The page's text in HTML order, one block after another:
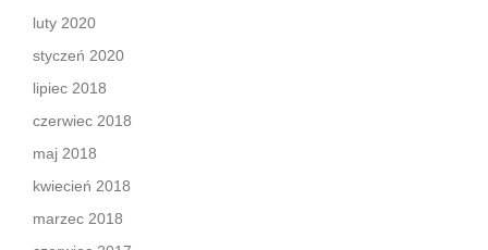
luty 2020
styczeń 2020
lipiec 2018
czerwiec 2018
maj 2018
kwiecień 2018
marzec 2018